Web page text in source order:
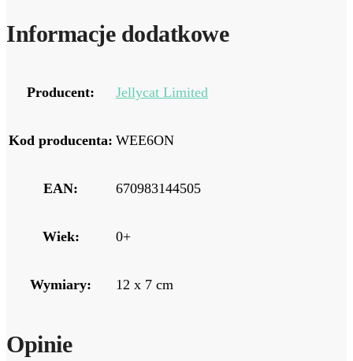
Informacje dodatkowe
Producent: Jellycat Limited
Kod producenta: WEE6ON
EAN: 670983144505
Wiek: 0+
Wymiary: 12 x 7 cm
Opinie